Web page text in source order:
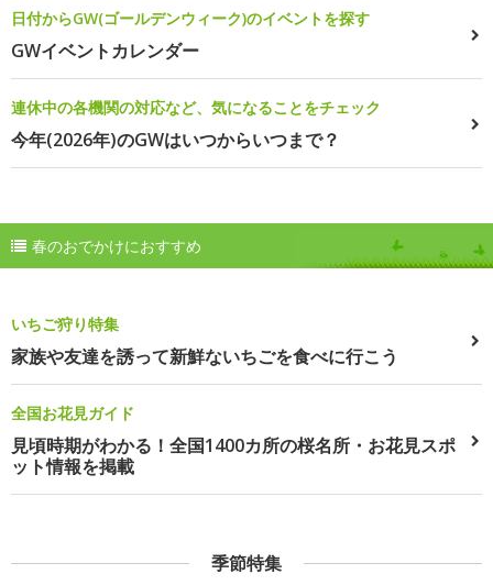
日付からGW(ゴールデンウィーク)のイベントを探す
GWイベントカレンダー
連休中の各機関の対応など、気になることをチェック
今年(2026年)のGWはいつからいつまで？
春のおでかけにおすすめ
いちご狩り特集
家族や友達を誘って新鮮ないちごを食べに行こう
全国お花見ガイド
見頃時期がわかる！全国1400カ所の桜名所・お花見スポ
ット情報を掲載
季節特集